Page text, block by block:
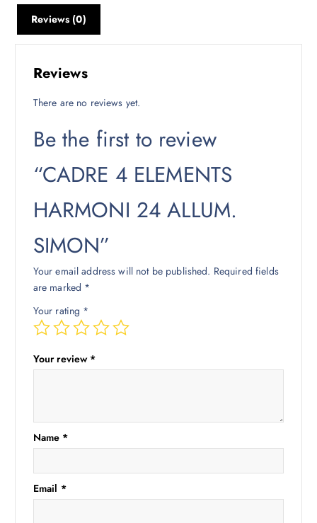
Reviews (0)
Reviews
There are no reviews yet.
Be the first to review
“CADRE 4 ELEMENTS
HARMONI 24 ALLUM.
SIMON”
Your email address will not be published. Required fields
are marked *
Your rating *
Your review *
Name *
Email *